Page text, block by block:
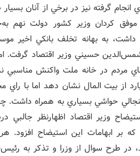
گرفته نيز در برخي از آنان
کردان وزير کشور دولت نهم
داشت، به بهانه تخلف بانکي اخير
حسيني وزير اقتصاد گرفت.
مردم در خانه ملت واکنش
از بيت المال نشان دهد اما با راي
حواشي بسياري به همراه داشت.
وزير اقتصاد اظهارنظر جالبي
بر ابهامات اين استيضاح افزود.
در طرح سوال از وزرا و تذکر به